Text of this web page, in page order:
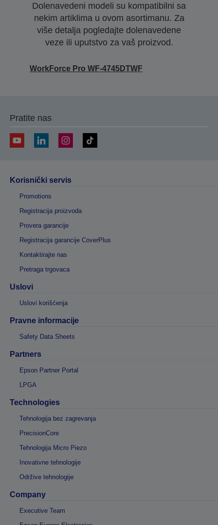
Dolenavedeni modeli su kompatibilni sa
nekim artiklima u ovom asortimanu. Za
više detalja pogledajte dolenavedene
veze ili uputstvo za vaš proizvod.
WorkForce Pro WF-4745DTWF
Pratite nas
Korisnički servis
Promotions
Registracija proizvoda
Provera garancije
Registracija garancije CoverPlus
Kontaktirajte nas
Pretraga trgovaca
Uslovi
Uslovi korišćenja
Pravne informacije
Safety Data Sheets
Partners
Epson Partner Portal
LPGA
Technologies
Tehnologija bez zagrevanja
PrecisionCore
Tehnologija Micro Piezo
Inovativne tehnologije
Održive tehnologije
Company
Executive Team